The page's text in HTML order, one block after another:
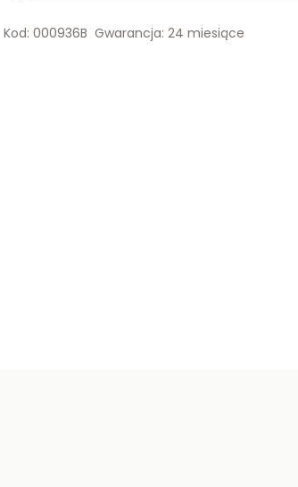
Kod: 000936B Gwarancja: 24 miesiące